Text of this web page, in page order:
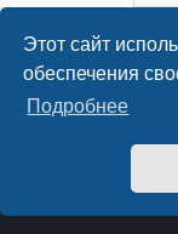
Этот сайт
обеспечения
Подробнее
Форум садоводов